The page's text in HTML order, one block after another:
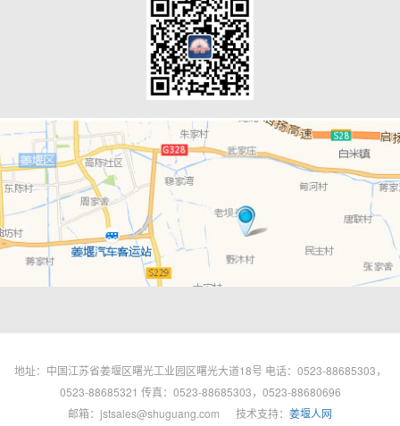
地址：中国江苏省姜堰区曙光工业园区曙光大道18号 电话：0523-88685303，
0523-88685321 传真：0523-88685303，0523-88680696
邮箱：jstsales@shuguang.com 技术支持： 姜堰人网